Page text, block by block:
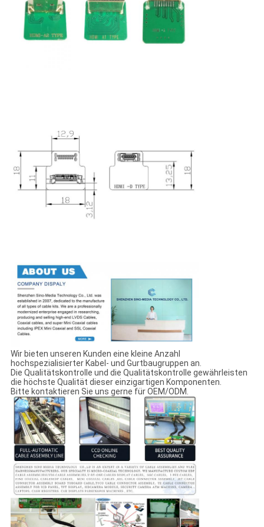
Wir bieten unseren Kunden eine kleine Anzahl
hochspezialisierter Kabel- und Gurtbaugruppen an.
Die Qualitätskontrolle und die Qualitätskontrolle gewährleisten
die höchste Qualität dieser einzigartigen Komponenten.
Bitte kontaktieren Sie uns gerne für OEM/ODM.